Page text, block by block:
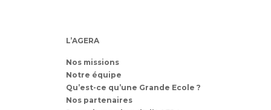
L’AGERA
Nos missions
Notre équipe
Qu’est-ce qu’une Grande Ecole ?
Nos partenaires